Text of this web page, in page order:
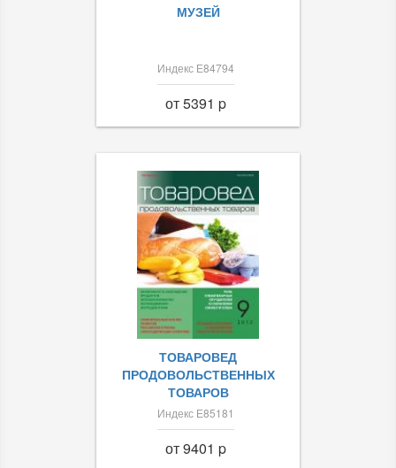
МУЗЕЙ
Индекс Е84794
от 5391 p
ТОВАРОВЕД
ПРОДОВОЛЬСТВЕННЫХ
ТОВАРОВ
Индекс Е85181
от 9401 p